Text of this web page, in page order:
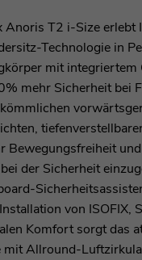
Anoris T2 i-Size erlebt
Technologie in
mit
mehr Sicherheit bei
Bewegungsfreiheit
der Sicherheit
von ISOFIX,
Komfort sorgt das
mit Allround-